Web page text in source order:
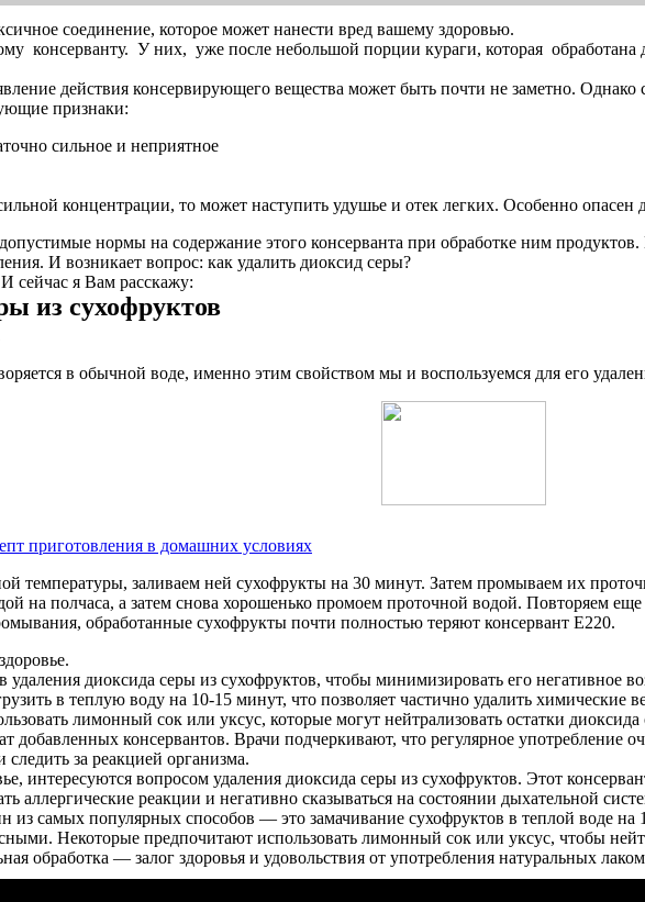
соединение, которое может нанести вред вашему здоровью.
консерванту. У них, уже после небольшой порции кураги, которая
действия консервирующего вещества может быть почти не заметно.
признаки:
сильное и неприятное
концентрации, то может наступить удушье и отек легких. Особенно
нормы на содержание этого консерванта при обработке ним продуктов.
И возникает вопрос: как удалить диоксид серы?
сейчас я Вам расскажу:
из сухофруктов
в обычной воде, именно этим свойством мы и воспользуемся для его
приготовления в домашних условиях
температуры, заливаем ней сухофрукты на 30 минут. Затем промываем их
на полчаса, а затем снова хорошенько промоем проточной водой. Повторяем еще
обработанные сухофрукты почти полностью теряют консервант Е220.
удаления диоксида серы из сухофруктов, чтобы минимизировать его
в теплую воду на 10-15 минут, что позволяет частично удалить химические
лимонный сок или уксус, которые могут нейтрализовать остатки
добавленных консервантов. Врачи подчеркивают, что регулярное
за реакцией организма.
интересуются вопросом удаления диоксида серы из сухофруктов. Этот
аллергические реакции и негативно сказываться на состоянии дыхательной
самых популярных способов — это замачивание сухофруктов в теплой воде на
Некоторые предпочитают использовать лимонный сок или уксус, чтобы
обработка — залог здоровья и удовольствия от употребления натуральных